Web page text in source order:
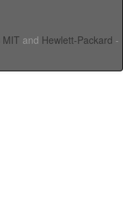
MIT and Hewlett-Packard -